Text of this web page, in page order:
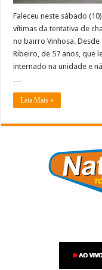
Faleceu neste sábado
vítimas da tentativa de
no bairro Vinhosa.
Ribeiro, de 57 anos, que
internado na unidade e
…
Leia Mais »